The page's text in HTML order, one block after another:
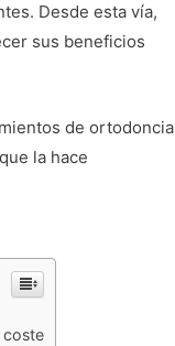
Desde esta vía,
sus beneficios
de ortodoncia
la hace
coste